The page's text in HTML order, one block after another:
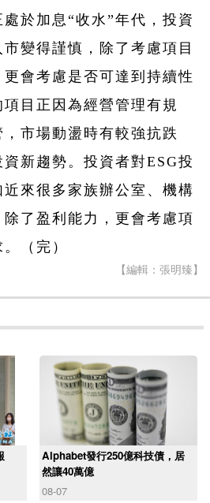
於加息“收水”年代，投資
變得謹慎，除了考慮項目
會考慮是否可達到持續性
目正因為經營管理有規
市場動盪時有較強抗跌
新趨勢。投資者對ESG投
來很多家族辦公室、機構
了盈利能力，更會考慮項
（完）
【編輯：張明臻】
Alphabet發行250億科技債，居
然讓40萬億
08-07